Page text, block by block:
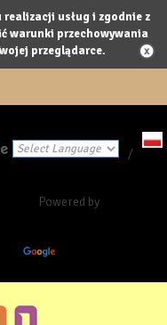
usług i zgodnie z
warunki przechowywania
przeglądarce.
Powered by
/